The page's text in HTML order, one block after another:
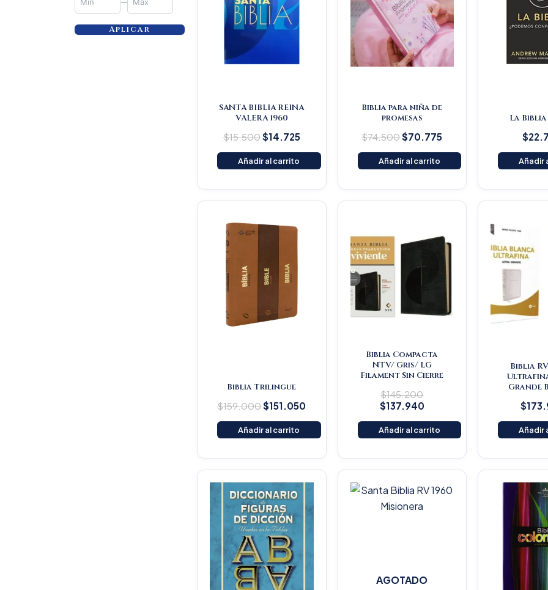
Aplicar
SANTA BIBLIA REINA
VALERA 1960
$15.500$14.725
Añadir al carrito
Biblia para niña de
promesas
$74.500$70.775
Añadir al carrito
La
$
Añadir
Biblia Trilingue
$159.000
was:
$151.050
Current
$151.050.
Añadir al carrito
Biblia Compacta
NTV/ Gris/ LG
Filament Sin Cierre
$145.200
$145.200.
$137.940
$137.940.
Añadir al carrito
Biblia
Grande
$
Añadir
price
was:
$125.900.
Current
$119.605.
AGOTADO